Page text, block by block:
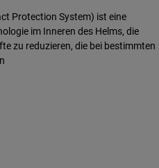
Protection System) ist eine
im Inneren des Helms, die
zu reduzieren, die bei bestimmten